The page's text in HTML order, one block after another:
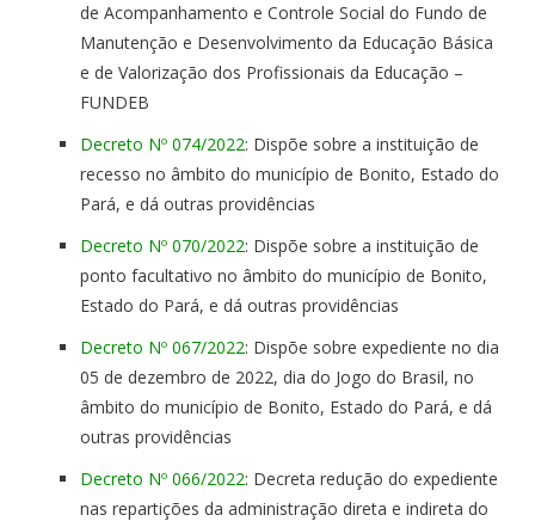
de Acompanhamento e Controle Social do Fundo de
Manutenção e Desenvolvimento da Educação Básica
e de Valorização dos Profissionais da Educação –
FUNDEB
Decreto Nº 074/2022: Dispõe sobre a instituição de
recesso no âmbito do município de Bonito, Estado do
Pará, e dá outras providências
Decreto Nº 070/2022: Dispõe sobre a instituição de
ponto facultativo no âmbito do município de Bonito,
Estado do Pará, e dá outras providências
Decreto Nº 067/2022: Dispõe sobre expediente no dia
05 de dezembro de 2022, dia do Jogo do Brasil, no
âmbito do município de Bonito, Estado do Pará, e dá
outras providências
Decreto Nº 066/2022: Decreta redução do expediente
nas repartições da administração direta e indireta do